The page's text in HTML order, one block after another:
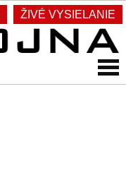
ŽIVÉ VYSIELANIE